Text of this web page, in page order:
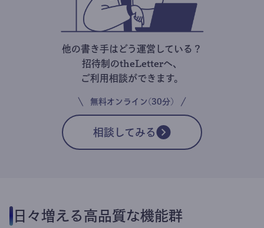
他の書き手はどう運営している？
招待制のtheLetterへ、
ご利用相談ができます。
無料オンライン(30分)
相談してみる
日々増える高品質な機能群